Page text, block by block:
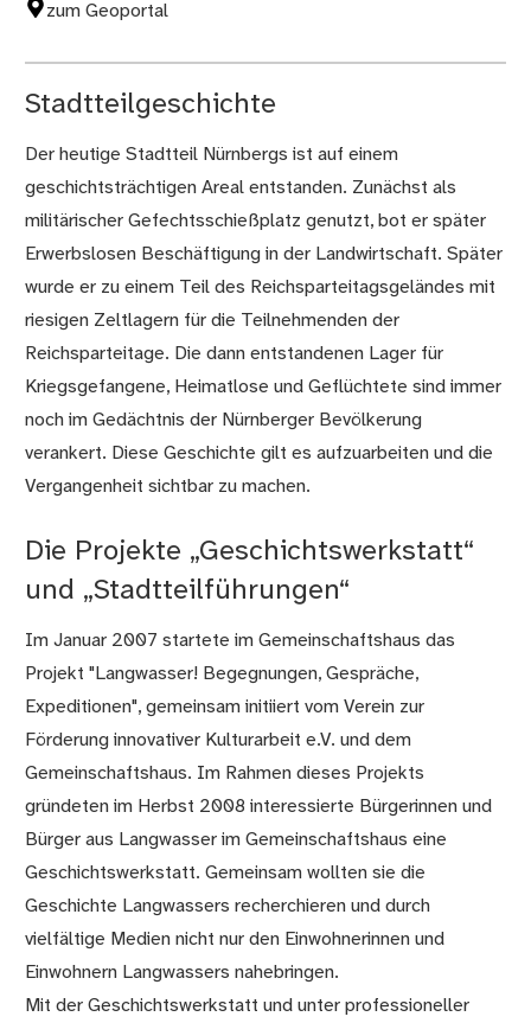
zum Geoportal
Stadtteilgeschichte
Der heutige Stadtteil Nürnbergs ist auf einem
geschichtsträchtigen Areal entstanden. Zunächst als
militärischer Gefechtsschießplatz genutzt, bot er später
Erwerbslosen Beschäftigung in der Landwirtschaft. Später
wurde er zu einem Teil des Reichsparteitagsgeländes mit
riesigen Zeltlagern für die Teilnehmenden der
Reichsparteitage. Die dann entstandenen Lager für
Kriegsgefangene, Heimatlose und Geflüchtete sind immer
noch im Gedächtnis der Nürnberger Bevölkerung
verankert. Diese Geschichte gilt es aufzuarbeiten und die
Vergangenheit sichtbar zu machen.
Die Projekte „Geschichtswerkstatt“
und „Stadtteilführungen“
Im Januar 2007 startete im Gemeinschaftshaus das
Projekt "Langwasser! Begegnungen, Gespräche,
Expeditionen", gemeinsam initiiert vom Verein zur
Förderung innovativer Kulturarbeit e.V. und dem
Gemeinschaftshaus. Im Rahmen dieses Projekts
gründeten im Herbst 2008 interessierte Bürgerinnen und
Bürger aus Langwasser im Gemeinschaftshaus eine
Geschichtswerkstatt. Gemeinsam wollten sie die
Geschichte Langwassers recherchieren und durch
vielfältige Medien nicht nur den Einwohnerinnen und
Einwohnern Langwassers nahebringen.
Mit der Geschichtswerkstatt und unter professioneller